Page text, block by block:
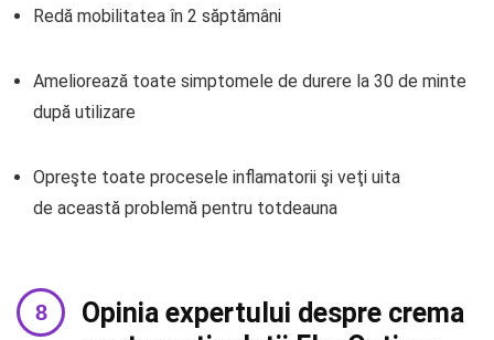
Redă mobilitatea în 2 săptămâni
Ameliorează toate simptomele de durere la 30 de minte
după utilizare
Opreşte toate procesele inflamatorii şi veţi uita
de această problemă pentru totdeauna
Opinia expertului despre crema